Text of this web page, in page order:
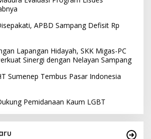
APBD Sampang Defisit Rp
Lapangan Hidayah, SKK Migas-PC
Sinergi dengan Nelayan Sampang
Sumenep Tembus Pasar Indonesia
Pemidanaan Kaum LGBT